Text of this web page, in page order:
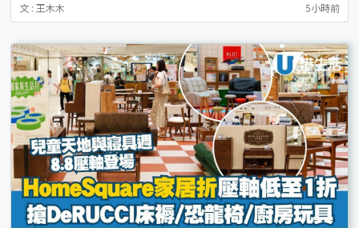
文 : 王木木 5小時前